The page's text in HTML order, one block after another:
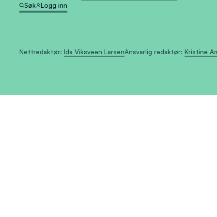
Søk
Logg inn
Nettredaktør: Ida Viksveen LarsenAnsvarlig redaktør: Kristine